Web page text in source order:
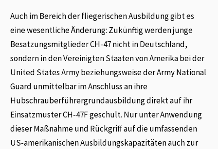
Auch im Bereich der fliegerischen Ausbildung gibt es
eine wesentliche Änderung: Zukünftig werden junge
Besatzungsmitglieder CH-47 nicht in Deutschland,
sondern in den Vereinigten Staaten von Amerika bei der
United States Army beziehungsweise der Army National
Guard unmittelbar im Anschluss an ihre
Hubschrauberführergrundausbildung direkt auf ihr
Einsatzmuster CH-47F geschult. Nur unter Anwendung
dieser Maßnahme und Rückgriff auf die umfassenden
US-amerikanischen Ausbildungskapazitäten auch zur